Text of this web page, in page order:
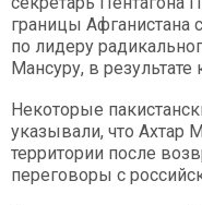
границы Афганистана
по лидеру
Мансуру, в результате
Некоторые
указывали, что Ахтар
территории после
переговоры с